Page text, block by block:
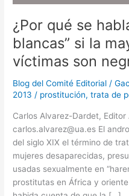
¿Por qué se
blancas” si la
víctimas son
Blog del Comité Editorial /
2013 / prostitución,trata de
Carlos Alvarez-Dardet,
carlos.alvarez@ua.es El
del siglo XIX el término de
mujeres desaparecidas,
usadas sexualmente en
prostitutas en África y